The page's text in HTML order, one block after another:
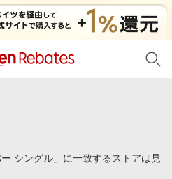
シングル」に一致するストアは見